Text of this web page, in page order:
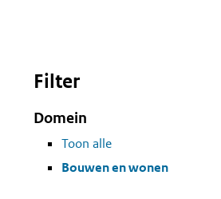
Filter
Domein
Toon alle
Bouwen en wonen